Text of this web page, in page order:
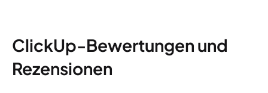
ClickUp-Bewertungen und
Rezensionen